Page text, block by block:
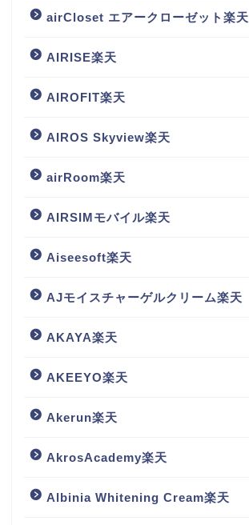
airCloset エアークローゼット楽天
AIRISE楽天
AIROFIT楽天
AIROS Skyview楽天
airRoom楽天
AIRSIMモバイル楽天
Aiseesoft楽天
AJモイスチャーゲルクリーム楽天
AKAYA楽天
AKEEYO楽天
Akerun楽天
AkrosAcademy楽天
Albinia Whitening Cream楽天